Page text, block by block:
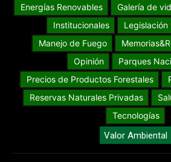
Energías Renovables
Galería de
Institucionales
Manejo de Fuego
Opinión
Parques
Precios de Productos Forestales
Reservas Naturales Privadas
Tecnologías
Valor Ambiental